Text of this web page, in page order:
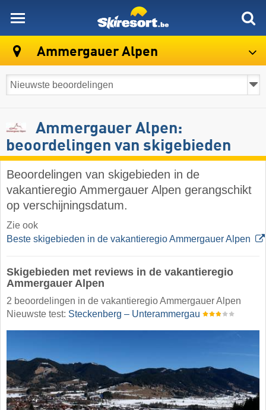
Ammergauer Alpen
Ammergauer Alpen:
beoordelingen van skigebieden
Beoordelingen van skigebieden in de
vakantieregio Ammergauer Alpen gerangschikt
op verschijningsdatum.
Zie ook
Beste skigebieden in de vakantieregio Ammergauer Alpen
Skigebieden met reviews in de vakantieregio
Ammergauer Alpen
2 beoordelingen in de vakantieregio Ammergauer Alpen
Nieuwste test: Steckenberg – Unterammergau